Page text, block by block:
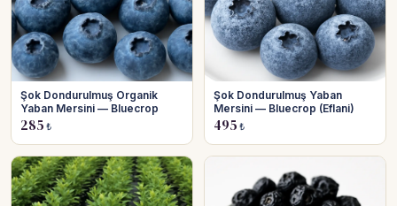
Şok Dondurulmuş Organik
Yaban Mersini — Bluecrop
285 ₺
Şok Dondurulmuş Yaban
Mersini — Bluecrop (Eflani)
495 ₺